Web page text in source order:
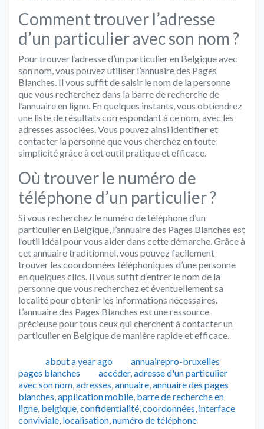
Comment trouver l’adresse
d’un particulier avec son nom ?
Pour trouver l’adresse d’un particulier en Belgique avec
son nom, vous pouvez utiliser l’annuaire des Pages
Blanches. Il vous suffit de saisir le nom de la personne
que vous recherchez dans la barre de recherche de
l’annuaire en ligne. En quelques instants, vous obtiendrez
une liste de résultats correspondant à ce nom, avec les
adresses associées. Vous pouvez ainsi identifier et
contacter la personne que vous cherchez en toute
simplicité grâce à cet outil pratique et efficace.
Où trouver le numéro de
téléphone d’un particulier ?
Si vous recherchez le numéro de téléphone d’un
particulier en Belgique, l’annuaire des Pages Blanches est
l’outil idéal pour vous aider dans cette démarche. Grâce à
cet annuaire traditionnel, vous pouvez facilement
trouver les coordonnées téléphoniques d’une personne
en quelques clics. Il vous suffit d’entrer le nom de la
personne que vous recherchez et éventuellement sa
localité pour obtenir les informations nécessaires.
L’annuaire des Pages Blanches est une ressource
précieuse pour tous ceux qui cherchent à contacter un
particulier en Belgique de manière rapide et efficace.
Publié
about a year ago Auteur
annuairepro-bruxelles
pages blanches
Tags
accéder,adresse d'un particulier
avec son nom,adresses,annuaire,annuaire des pages
blanches,application mobile, barre de recherche en
ligne, belgique,confidentialité,coordonnées, interface
conviviale, localisation,numéro de téléphone